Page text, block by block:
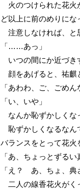
火のつけられた花火
ど以上に前のめりにな
注意しなければ、と
「……あっ」
いつの間にか近づき
顔をあげると、祐麒
「あわわ、ご、ごめん
「い、いや」
なんか恥ずかしくな
恥ずかしくなるなん
バランスをとって花火
「あ、ちょっとずる
「え？ あ、ちょ、典
二人の線香花火がく